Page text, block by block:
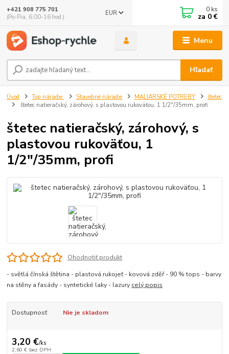
Menu
EUR
Hľadať
+421 908 775 701
(Po-Pia, 6:00-16 hod.)
0 ks
za 0 €
Úvod Top náradie Stavebné náradie MALIARSKÉ POTREBY
štetec
štetec natieračský, zárohový, s plastovou rukoväťou, 1 1/2"/35mm, profi
štetec natieračský, zárohový, s
plastovou rukoväťou, 1
1/2"/35mm, profi
Ohodnotiť produkt
- světlá čínská štětina - plastová rukojeť - kovová zděř - 90 % tops - barvy
na stěny a fasády - syntetické laky - lazury celý popis
Dostupnosť Nie je skladom
3,20 €/ks
2,60 € bez DPH